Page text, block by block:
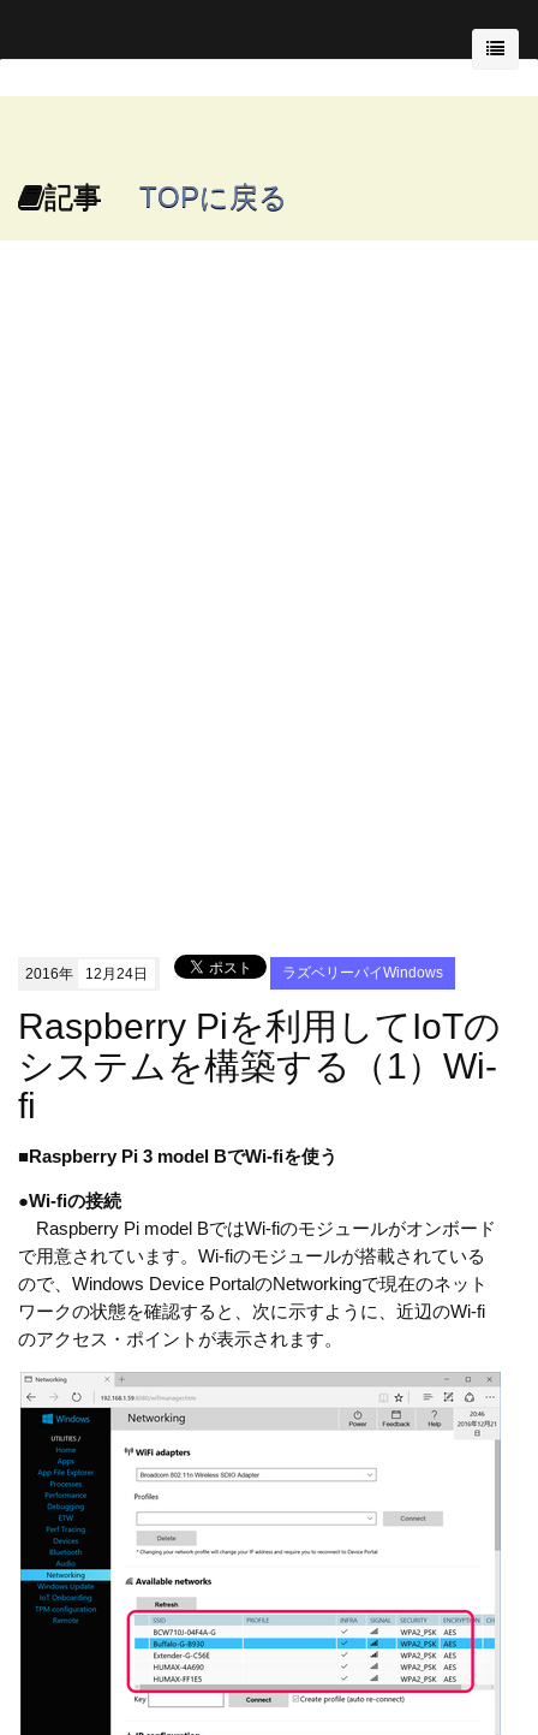
記事 TOPに戻る
2016年 12月24日 ラズベリーパイWindows
Raspberry Piを利用してIoTの
システムを構築する（1）Wi-
fi
■Raspberry Pi 3 model BでWi-fiを使う
●Wi-fiの接続
Raspberry Pi model BではWi-fiのモジュールがオンボード
で用意されています。Wi-fiのモジュールが搭載されている
ので、Windows Device PortalのNetworkingで現在のネット
ワークの状態を確認すると、次に示すように、近辺のWi-fi
のアクセス・ポイントが表示されます。